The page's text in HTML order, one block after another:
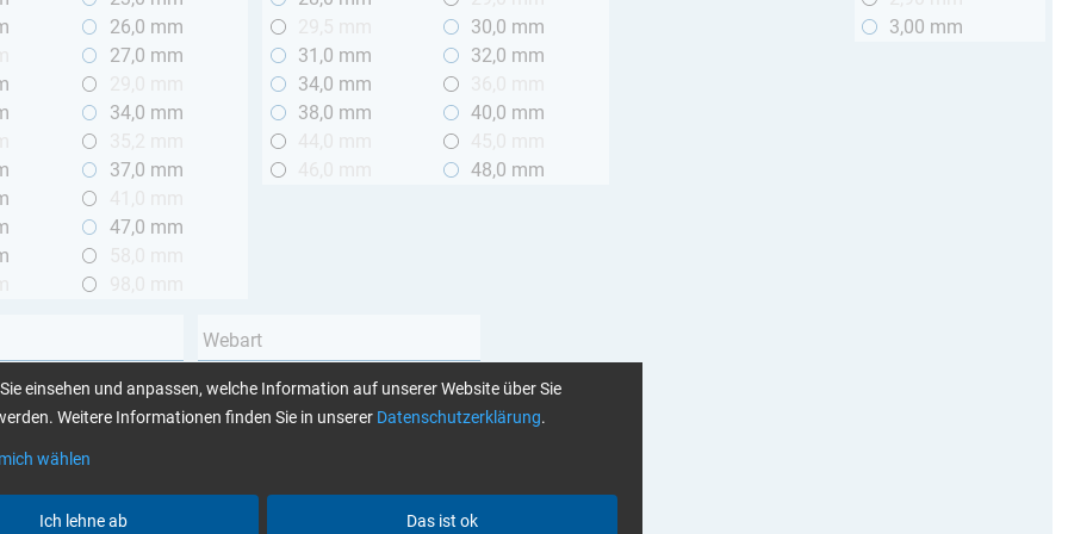
26,0 mm
27,0 mm
34,0 mm
37,0 mm
47,0 mm
30,0 mm
31,0 mm
32,0 mm
34,0 mm
38,0 mm
40,0 mm
48,0 mm
3,00 mm
Webart
einsehen und anpassen, welche Information auf unserer Website über Sie
Weitere Informationen finden Sie in unserer Datenschutzerklärung.
wählen
Ich lehne ab Das ist ok